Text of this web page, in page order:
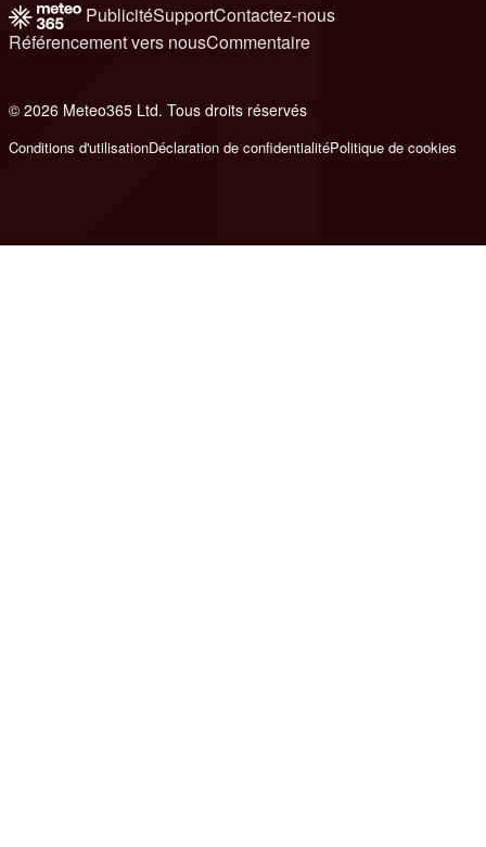
PublicitéSupportContactez-nous
Référencement vers nousCommentaire
© 2026 Meteo365 Ltd. Tous droits réservés
Conditions d'utilisationDéclaration de confidentialitéPolitique de cookies